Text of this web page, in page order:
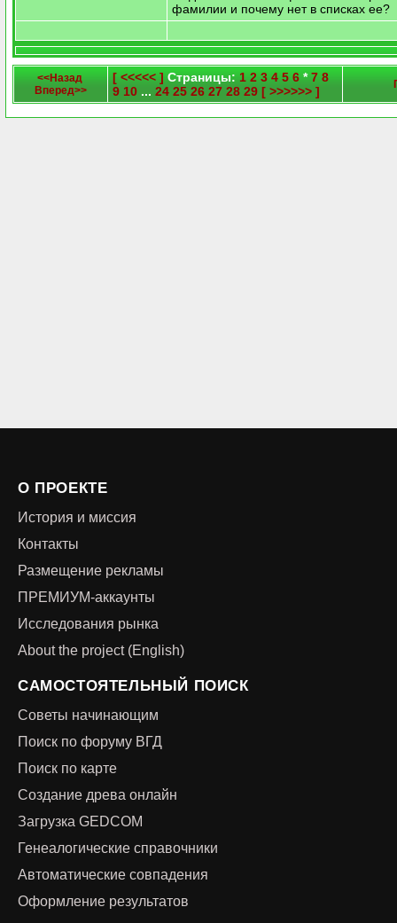
фамилии и почему нет в списках ее?
<<Назад
Вперед>>
[ <<<<< ] Страницы: 1 2 3 4 5 6 *7 8
9 10 ... 24 25 26 27 28 29 [ >>>>>> ]
О ПРОЕКТЕ
История и миссия
Контакты
Размещение рекламы
ПРЕМИУМ-аккаунты
Исследования рынка
About the project (English)
САМОСТОЯТЕЛЬНЫЙ ПОИСК
Советы начинающим
Поиск по форуму ВГД
Поиск по карте
Создание древа онлайн
Загрузка GEDCOM
Генеалогические справочники
Автоматические совпадения
Оформление результатов